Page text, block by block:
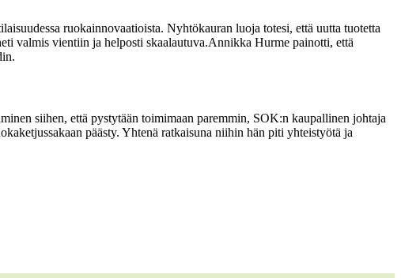
ruokainnovaatioista. Nyhtökauran luoja totesi, että uutta tuotetta
valmis vientiin ja helposti skaalautuva.Annikka Hurme painotti, että
siihen, että pystytään toimimaan paremmin, SOK:n kaupallinen johtaja
päästy. Yhtenä ratkaisuna niihin hän piti yhteistyötä ja